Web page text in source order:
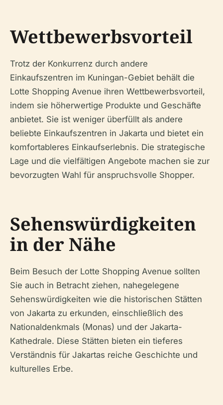
Wettbewerbsvorteil
Trotz der Konkurrenz durch andere
Einkaufszentren im Kuningan-Gebiet behält die
Lotte Shopping Avenue ihren Wettbewerbsvorteil,
indem sie höherwertige Produkte und Geschäfte
anbietet. Sie ist weniger überfüllt als andere
beliebte Einkaufszentren in Jakarta und bietet ein
komfortableres Einkaufserlebnis. Die strategische
Lage und die vielfältigen Angebote machen sie zur
bevorzugten Wahl für anspruchsvolle Shopper.
Sehenswürdigkeiten
in der Nähe
Beim Besuch der Lotte Shopping Avenue sollten
Sie auch in Betracht ziehen, nahegelegene
Sehenswürdigkeiten wie die historischen Stätten
von Jakarta zu erkunden, einschließlich des
Nationaldenkmals (Monas) und der Jakarta-
Kathedrale. Diese Stätten bieten ein tieferes
Verständnis für Jakartas reiche Geschichte und
kulturelles Erbe.